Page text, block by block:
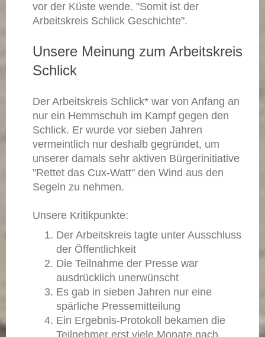
vor der Küste wende. "Somit ist der
Arbeitskreis Schlick Geschichte".
Unsere Meinung zum Arbeitskreis
Schlick
Der Arbeitskreis Schlick* war von Anfang an
nur ein Hemmschuh im Kampf gegen den
Schlick. Er wurde vor sieben Jahren
vermeintlich nur deshalb gegründet, um
unserer damals sehr aktiven Bürgerinitiative
"Rettet das Cux-Watt" den Wind aus den
Segeln zu nehmen.
Unsere Kritikpunkte:
Der Arbeitskreis tagte unter Ausschluss
der Öffentlichkeit
Die Teilnahme der Presse war
ausdrücklich unerwünscht
Es gab in sieben Jahren nur eine
spärliche Pressemitteilung
Ein Ergebnis-Protokoll bekamen die